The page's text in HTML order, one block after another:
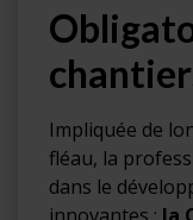
Impliquée de
fléau, la
dans le